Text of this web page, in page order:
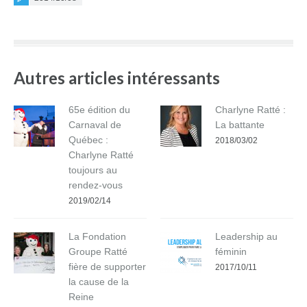
Autres articles intéressants
65e édition du
Carnaval de
Québec :
Charlyne Ratté
toujours au
rendez-vous
2019/02/14
Charlyne Ratté :
La battante
2018/03/02
La Fondation
Groupe Ratté
fière de supporter
la cause de la
Reine
Leadership au
féminin
2017/10/11